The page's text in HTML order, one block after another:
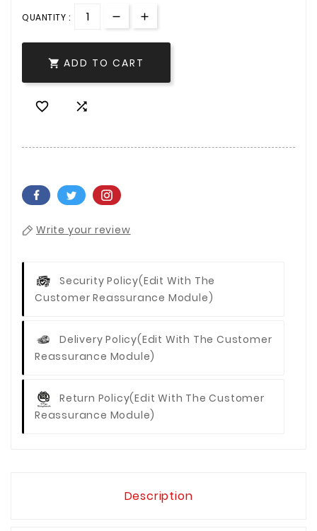
QUANTITY :
 ADD TO CART
 
Write your review
Security Policy(edit With The
Customer Reassurance Module)
Delivery Policy(edit With The Customer
Reassurance Module)
Return Policy(edit With The Customer
Reassurance Module)
Description